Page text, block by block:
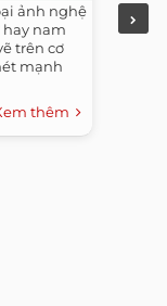
ảnh nghệ
nam
trên cơ
mạnh
thêm